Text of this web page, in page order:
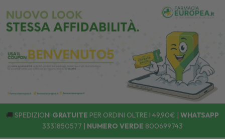
🚚 SPEDIZIONI GRATUITE PER ORDINI OLTRE I 49,90€ | WHATSAPP
3331850577 | NUMERO VERDE 800699743